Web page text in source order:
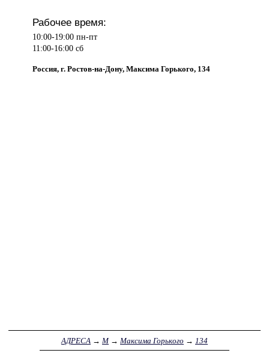
Рабочее время:
10:00-19:00 пн-пт
11:00-16:00 сб
Россия, г. Ростов-на-Дону, Максима Горького, 134
АДРЕСА → М→ Максима Горького → 134